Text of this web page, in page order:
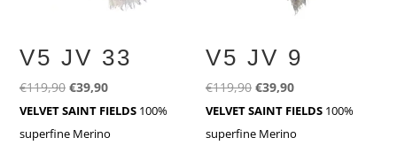
V5 JV 33
€119,90 Ursprünglicher
Preis
war:
€39,90Aktueller
Preis
ist:
VELVET SAINT FIELDS 100%
superfine Merino
V5 JV 9
€119,90 Ursprünglicher
Preis
war:
€39,90Aktueller
Preis
ist:
VELVET SAINT FIELDS 100%
superfine Merino